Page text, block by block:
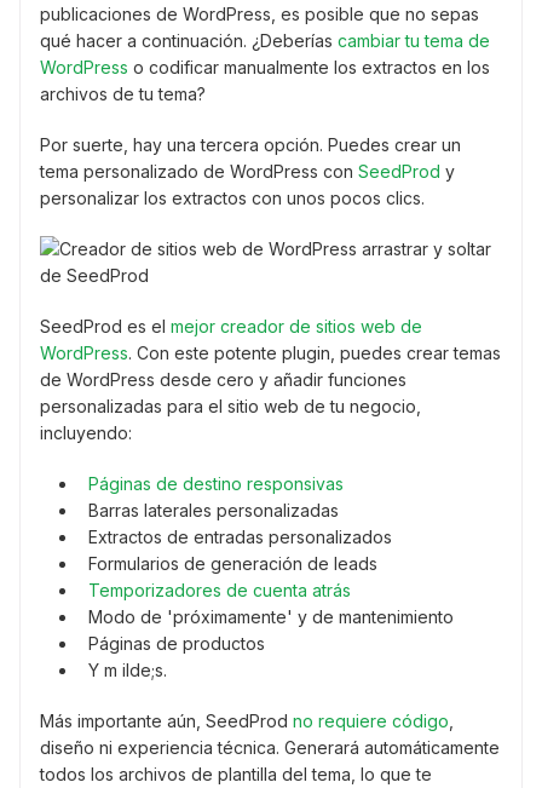
publicaciones de WordPress, es posible que no sepas
qué hacer a continuación. ¿Deberías cambiar tu tema de
WordPress o codificar manualmente los extractos en los
archivos de tu tema?
Por suerte, hay una tercera opción. Puedes crear un
tema personalizado de WordPress con SeedProd y
personalizar los extractos con unos pocos clics.
SeedProd es el mejor creador de sitios web de
WordPress. Con este potente plugin, puedes crear temas
de WordPress desde cero y añadir funciones
personalizadas para el sitio web de tu negocio,
incluyendo:
Páginas de destino responsivas
Barras laterales personalizadas
Extractos de entradas personalizados
Formularios de generación de leads
Temporizadores de cuenta atrás
Modo de 'próximamente' y de mantenimiento
Páginas de productos
Y m ilde;s.
Más importante aún, SeedProd no requiere código
diseño ni experiencia técnica. Generará automáticamente
todos los archivos de plantilla del tema, lo que te